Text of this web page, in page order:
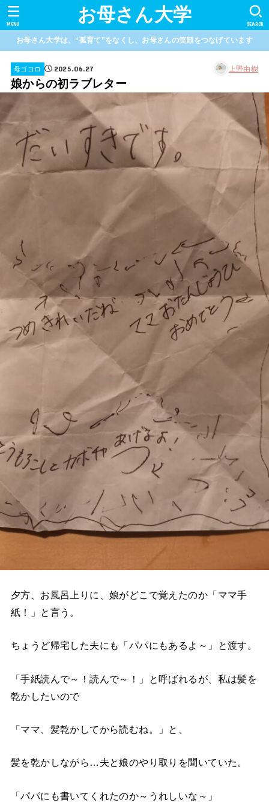
お母さん大学 SEARCH
MENU
お母さん大学は、“孤育て”をなくし、お母さんの笑顔をつなげています
母ゴコロ 2025.06.27 上野由樹
娘からの初ラブレター
夕方、お風呂上りに、娘がどこで覚えたのか「ママ手
紙！」と言う。
ちょうど帰宅した夫にも「パパにもあるよ～」と渡す。
「手紙読んで～！読んで～！」と呼ばれるが、私は髪を
乾かしたいので
「ママ、髪乾かしてから読むね。」と、
髪を乾かしながら…夫と娘のやり取りを聞いていた。
「パパにも書いてくれたのか～うれしいな～」